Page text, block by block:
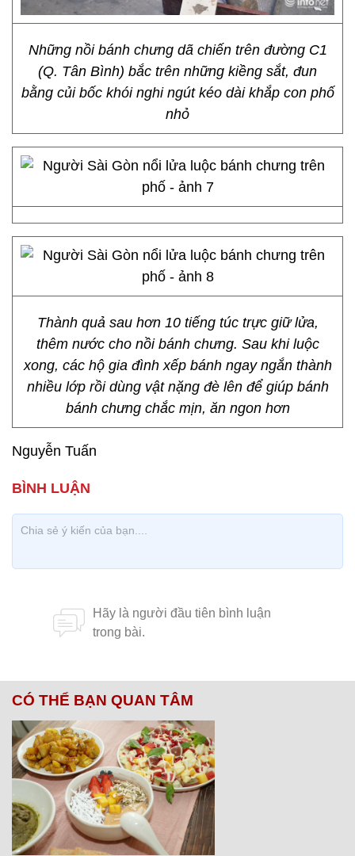
Những nồi bánh chưng dã chiến trên đường C1
(Q. Tân Bình) bắc trên những kiềng sắt, đun
bằng củi bốc khói nghi ngút kéo dài khắp con phố
nhỏ
Thành quả sau hơn 10 tiếng túc trực giữ lửa,
thêm nước cho nồi bánh chưng. Sau khi luộc
xong, các hộ gia đình xếp bánh ngay ngắn thành
nhiều lớp rồi dùng vật nặng đè lên để giúp bánh
bánh chưng chắc mịn, ăn ngon hơn
Nguyễn Tuấn
CÓ THỂ BẠN QUAN TÂM